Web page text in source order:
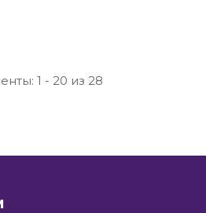
1 - 20 из 28